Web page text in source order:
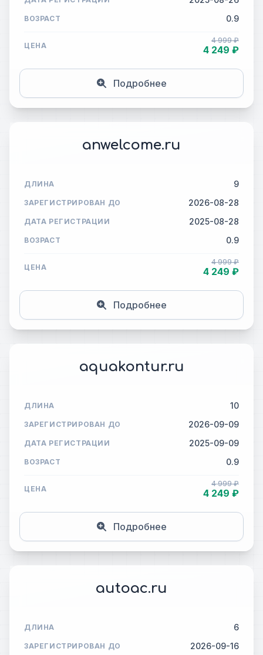
ВОЗРАСТ 0.9
ЦЕНА
4 999 ₽
4 249 ₽
Подробнее
anwelcome.ru
ДЛИНА 9
ЗАРЕГИСТРИРОВАН ДО 2026-08-28
ДАТА РЕГИСТРАЦИИ 2025-08-28
ВОЗРАСТ 0.9
ЦЕНА
4 999 ₽
4 249 ₽
Подробнее
aquakontur.ru
ДЛИНА 10
ЗАРЕГИСТРИРОВАН ДО 2026-09-09
ДАТА РЕГИСТРАЦИИ 2025-09-09
ВОЗРАСТ 0.9
ЦЕНА
4 999 ₽
4 249 ₽
Подробнее
autoac.ru
ДЛИНА 6
ЗАРЕГИСТРИРОВАН ДО 2026-09-16